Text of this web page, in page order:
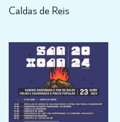
Caldas de Reis